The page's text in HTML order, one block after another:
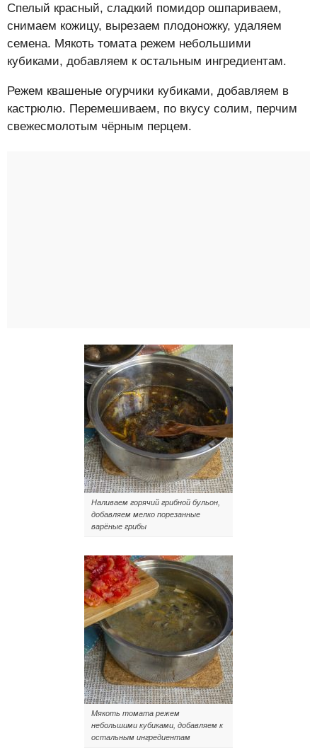
Спелый красный, сладкий помидор ошпариваем,
снимаем кожицу, вырезаем плодоножку, удаляем
семена. Мякоть томата режем небольшими
кубиками, добавляем к остальным ингредиентам.
Режем квашеные огурчики кубиками, добавляем в
кастрюлю. Перемешиваем, по вкусу солим, перчим
свежесмолотым чёрным перцем.
Наливаем горячий грибной бульон,
добавляем мелко порезанные
варёные грибы
Мякоть томата режем
небольшими кубиками, добавляем к
остальным ингредиентам